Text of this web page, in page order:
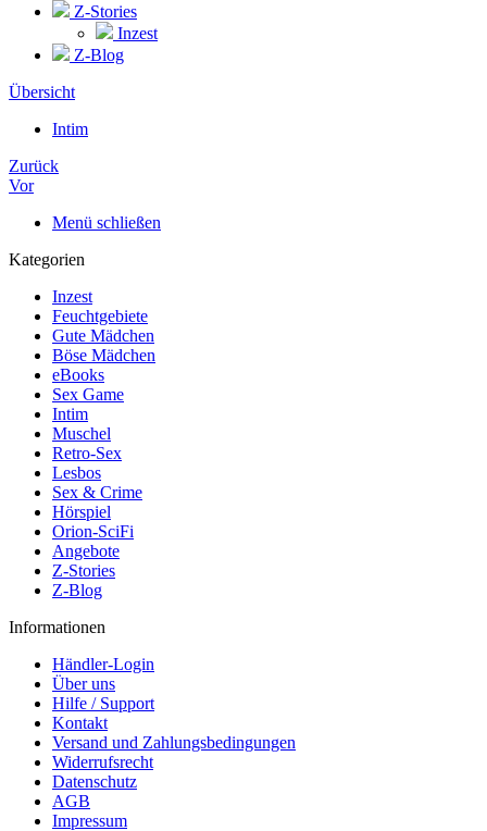
Z-Stories
Inzest
Z-Blog
Übersicht
Intim
Zurück
Vor
Menü schließen
Kategorien
Inzest
Feuchtgebiete
Gute Mädchen
Böse Mädchen
eBooks
Sex Game
Intim
Muschel
Retro-Sex
Lesbos
Sex & Crime
Hörspiel
Orion-SciFi
Angebote
Z-Stories
Z-Blog
Informationen
Händler-Login
Über uns
Hilfe / Support
Kontakt
Versand und Zahlungsbedingungen
Widerrufsrecht
Datenschutz
AGB
Impressum